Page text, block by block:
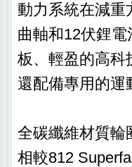
動力系統在減重
曲軸和12伏鋰
板、輕盈的高科
還配備專用的運
全碳纖維材質輪
相較812